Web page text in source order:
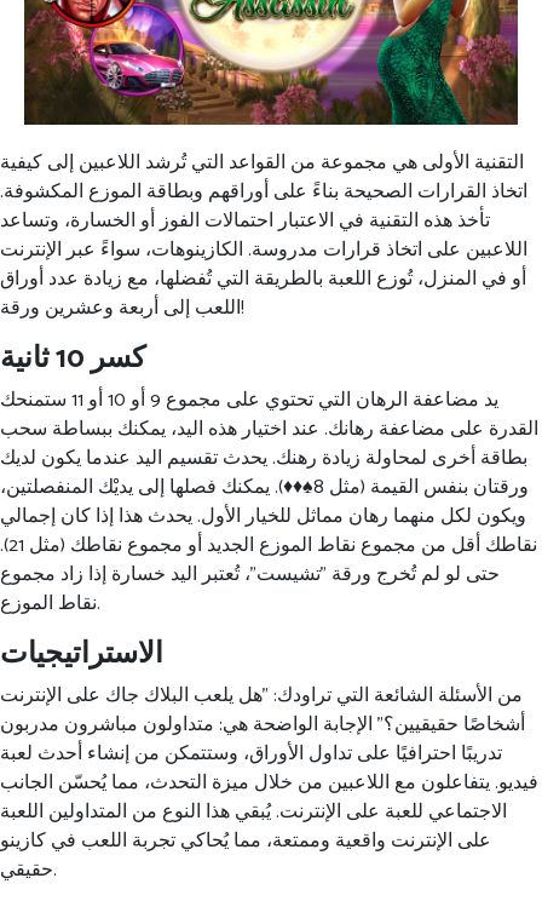
التقنية الأولى هي مجموعة من القواعد التي تُرشد اللاعبين إلى كيفية
اتخاذ القرارات الصحيحة بناءً على أوراقهم وبطاقة الموزع المكشوفة.
تأخذ هذه التقنية في الاعتبار احتمالات الفوز أو الخسارة، وتساعد
اللاعبين على اتخاذ قرارات مدروسة. الكازينوهات، سواءً عبر الإنترنت
أو في المنزل، تُوزع اللعبة بالطريقة التي تُفضلها، مع زيادة عدد أوراق
اللعب إلى أربعة وعشرين ورقة!
كسر 10 ثانية
يد مضاعفة الرهان التي تحتوي على مجموع 9 أو 10 أو 11 ستمنحك
القدرة على مضاعفة رهانك. عند اختيار هذه اليد، يمكنك ببساطة سحب
بطاقة أخرى لمحاولة زيادة رهنك. يحدث تقسيم اليد عندما يكون لديك
ورقتان بنفس القيمة (مثل 8♠♦♦). يمكنك فصلها إلى يديْك المنفصلتين،
ويكون لكل منهما رهان مماثل للخيار الأول. يحدث هذا إذا كان إجمالي
نقاطك أقل من مجموع نقاط الموزع الجديد أو مجموع نقاطك (مثل 21).
حتى لو لم تُخرج ورقة "تشيست"، تُعتبر اليد خسارة إذا زاد مجموع
نقاط الموزع.
الاستراتيجيات
من الأسئلة الشائعة التي تراودك: "هل يلعب البلاك جاك على الإنترنت
أشخاصًا حقيقيين؟" الإجابة الواضحة هي: متداولون مباشرون مدربون
تدريبًا احترافيًا على تداول الأوراق، وستتمكن من إنشاء أحدث لعبة
فيديو. يتفاعلون مع اللاعبين من خلال ميزة التحدث، مما يُحسّن الجانب
الاجتماعي للعبة على الإنترنت. يُبقي هذا النوع من المتداولين اللعبة
على الإنترنت واقعية وممتعة، مما يُحاكي تجربة اللعب في كازينو
حقيقي.